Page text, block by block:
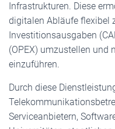
Infrastrukturen. Diese
digitalen Abläufe flexibel
Investitionsausgaben
(OPEX) umzustellen und
einzuführen.
Durch diese
Serviceanbietern,